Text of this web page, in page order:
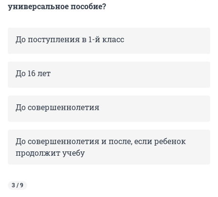
универсальное пособие?
До поступления в 1-й класс
До 16 лет
До совершеннолетия
До совершеннолетия и после, если ребенок
продолжит учебу
3 / 9